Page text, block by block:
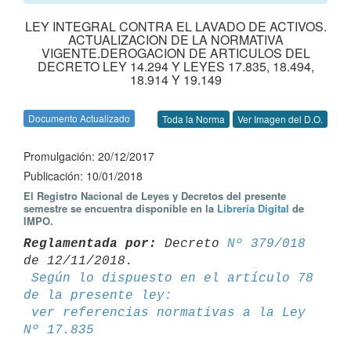
LEY INTEGRAL CONTRA EL LAVADO DE ACTIVOS.
ACTUALIZACION DE LA NORMATIVA
VIGENTE.DEROGACION DE ARTICULOS DEL
DECRETO LEY 14.294 Y LEYES 17.835, 18.494,
18.914 Y 19.149
Documento Actualizado Toda la Norma Ver Imagen del D.O.
Promulgación: 20/12/2017
Publicación: 10/01/2018
El Registro Nacional de Leyes y Decretos del presente
semestre se encuentra disponible en la Librería Digital de
IMPO.
Reglamentada por: Decreto Nº 379/018
de 12/11/2018.
Según lo dispuesto en el artículo 78
de la presente ley:
ver referencias normativas a la Ley
Nº 17.835